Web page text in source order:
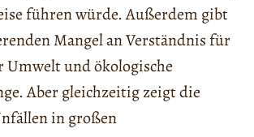
führen würde. Außerdem gibt
Mangel an Verständnis für
Umwelt und ökologische
Aber gleichzeitig zeigt die
in großen